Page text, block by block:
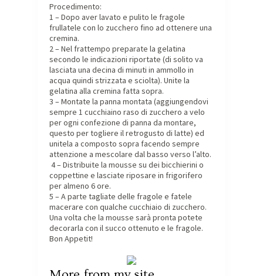
Procedimento:
1 – Dopo aver lavato e pulito le fragole
frullatele con lo zucchero fino ad ottenere una
cremina.
2 – Nel frattempo preparate la gelatina
secondo le indicazioni riportate (di solito va
lasciata una decina di minuti in ammollo in
acqua quindi strizzata e sciolta). Unite la
gelatina alla cremina fatta sopra.
3 – Montate la panna montata (aggiungendovi
sempre 1 cucchiaino raso di zucchero a velo
per ogni confezione di panna da montare,
questo per togliere il retrogusto di latte) ed
unitela a composto sopra facendo sempre
attenzione a mescolare dal basso verso l’alto.
4 – Distribuite la mousse su dei bicchierini o
coppettine e lasciate riposare in frigorifero
per almeno 6 ore.
5 – A parte tagliate delle fragole e fatele
macerare con qualche cucchiaio di zucchero.
Una volta che la mousse sarà pronta potete
decorarla con il succo ottenuto e le fragole.
Bon Appetit!